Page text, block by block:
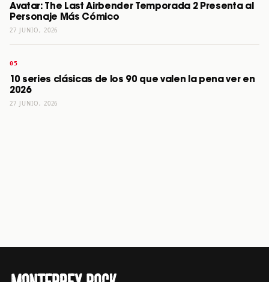
Avatar: The Last Airbender Temporada 2 Presenta al
Personaje Más Cómico
27 JUNIO, 2026
10 series clásicas de los 90 que valen la pena ver en
2026
27 JUNIO, 2026